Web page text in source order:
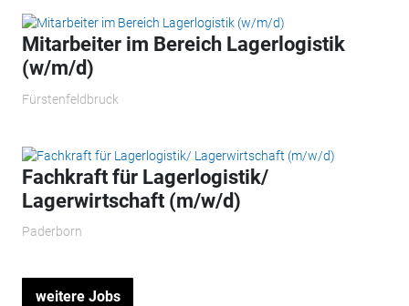
Mitarbeiter im Bereich Lagerlogistik
(w/m/d)
Fürstenfeldbruck
Fachkraft für Lagerlogistik/
Lagerwirtschaft (m/w/d)
Paderborn
weitere Jobs